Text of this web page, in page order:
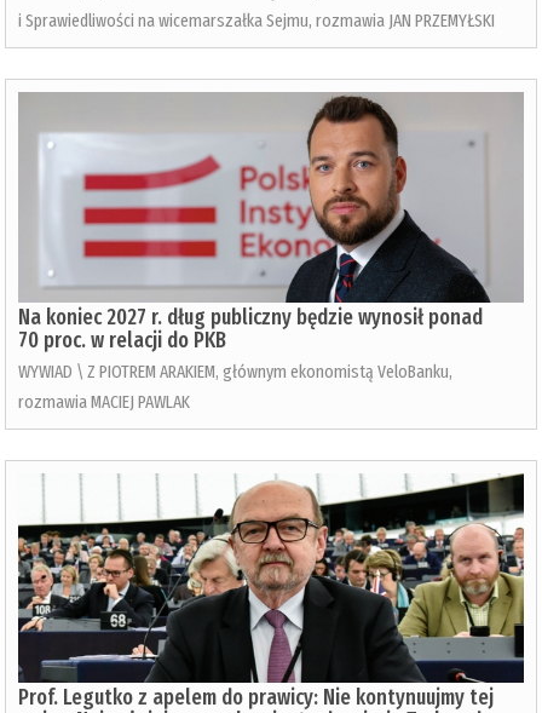
i Sprawiedliwości na wicemarszałka Sejmu, rozmawia JAN PRZEMYŁSKI
Na koniec 2027 r. dług publiczny będzie wynosił ponad
70 proc. w relacji do PKB
WYWIAD \ Z PIOTREM ARAKIEM, głównym ekonomistą VeloBanku,
rozmawia MACIEJ PAWLAK
Prof. Legutko z apelem do prawicy: Nie kontynuujmy tej